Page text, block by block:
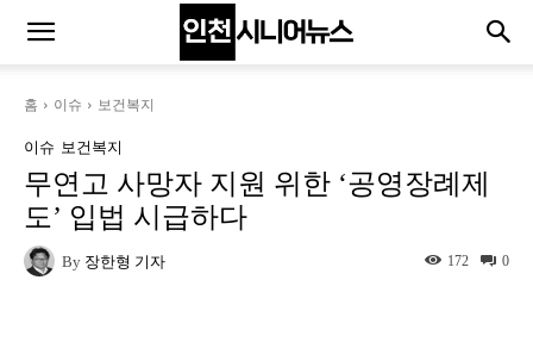
홈 이슈 보건복지
이슈 보건복지
무연고 사망자 지원 위한 ‘공영장례제
도’ 입법 시급하다
By 장한형 기자 0
172